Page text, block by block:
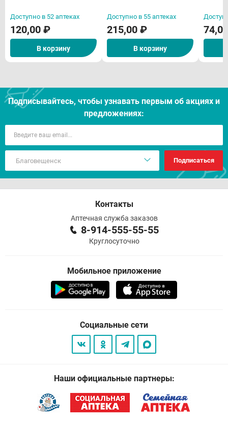
Доступно в 52 аптеках
120,00 ₽
В корзину
Доступно в 55 аптеках
215,00 ₽
В корзину
Подписывайтесь, чтобы узнавать первым об акцияx и
предложениях:
Подписаться
Контакты
Аптечная служба заказов
8-914-555-55-55
Круглосуточно
Мобильное приложение
Социальные сети
Наши официальные партнеры: